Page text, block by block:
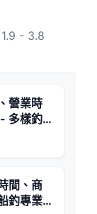
- 3.8
營業時
多樣釣
間、商
釣專業